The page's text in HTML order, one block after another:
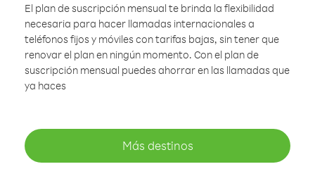
El plan de suscripción mensual te brinda la flexibilidad
necesaria para hacer llamadas internacionales a
teléfonos fijos y móviles con tarifas bajas, sin tener que
renovar el plan en ningún momento. Con el plan de
suscripción mensual puedes ahorrar en las llamadas que
ya haces
Más destinos